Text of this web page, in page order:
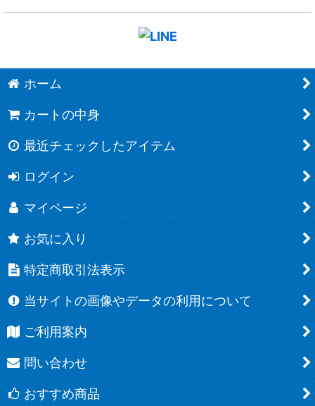
ホーム
カートの中身
最近チェックしたアイテム
ログイン
マイページ
お気に入り
特定商取引法表示
当サイトの画像やデータの利用について
ご利用案内
問い合わせ
おすすめ商品